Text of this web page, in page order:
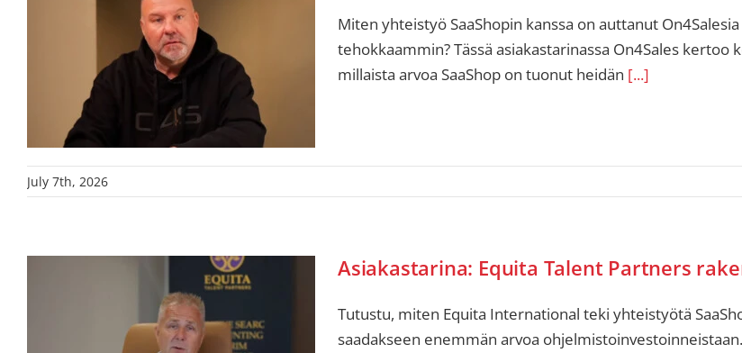
Miten yhteistyö SaaShopin kanssa on auttanut
tehokkaammin? Tässä asiakastarinassa On4Sales
millaista arvoa SaaShop on tuonut heidän [...]
July 7th, 2026
Asiakastarina: Equita Talent Partners
Tutustu, miten Equita International teki yhteistyötä
saadakseen enemmän arvoa